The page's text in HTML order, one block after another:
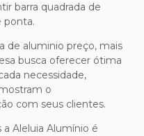
barra quadrada de
ponta.
de aluminio preço, mais
busca oferecer ótima
necessidade,
o
com seus clientes.
a Aleluia Alumínio é